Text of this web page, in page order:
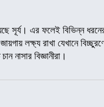
সূর্য। এর ফলেই বিভিন্ন
লক্ষ্য রাখা যেখানে
নাসার বিজ্ঞানীরা।